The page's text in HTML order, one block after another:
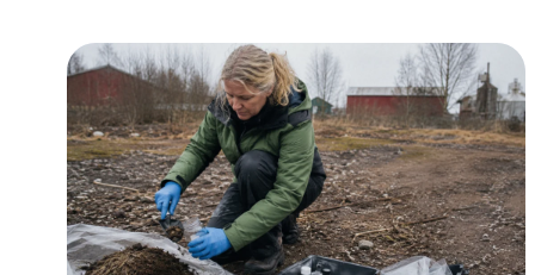
Efternamn*
E-post*
utbildningar kan också
Vänligen notera: För
yrkeshögskolan krävs
att vi registrerar
För mer information
Samordningsnummer |